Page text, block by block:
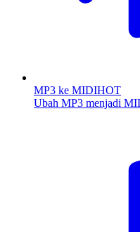
MP3 ke MIDIHOT
Ubah MP3 menjadi